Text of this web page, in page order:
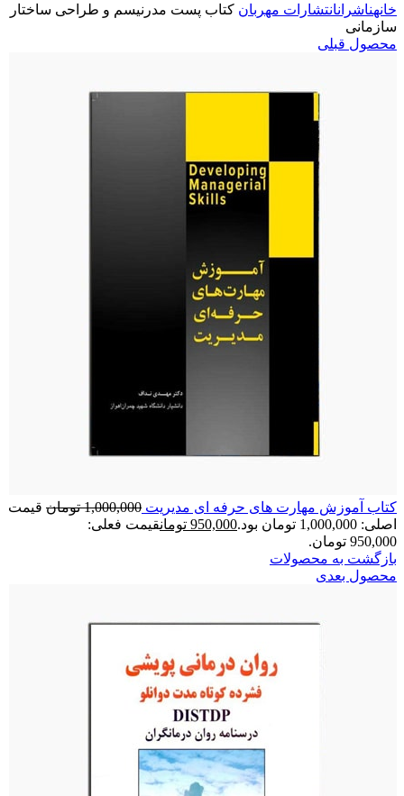
خانهناشرانانتشارات مهربان کتاب پست مدرنیسم و طراحی ساختار
سازمانی
محصول قبلی
کتاب آموزش مهارت های حرفه ای مدیریت 1,000,000 تومان قیمت
اصلی: 1,000,000 تومان بود.
950,000 تومانقیمت فعلی:
950,000 تومان.
بازگشت به محصولات
محصول بعدی